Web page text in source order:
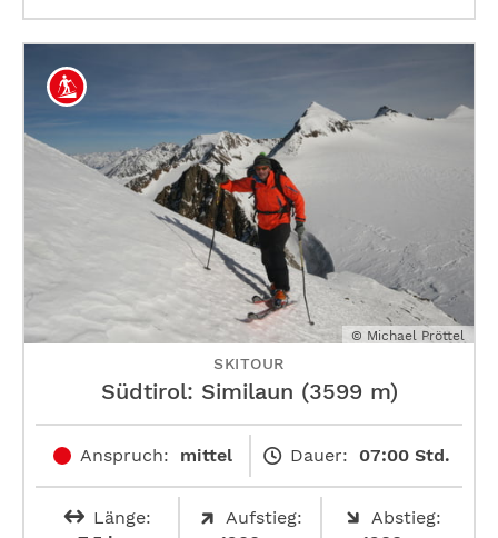
© Michael Pröttel
SKITOUR
Südtirol: Similaun (3599 m)
Anspruch: mittel Dauer: 07:00 Std.
Länge:
Aufstieg:
Abstieg: